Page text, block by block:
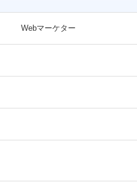
Webマーケター
ネットワーク・サーバ設計・構築
キーワード
ワード